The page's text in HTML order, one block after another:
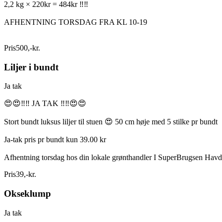
2,2 kg × 220kr = 484kr ‼️‼️
AFHENTNING TORSDAG FRA KL 10-19
Pris500,-kr.
Liljer i bundt
Ja tak
😍😍‼️‼️ JA TAK ‼️‼️😍😍
Stort bundt luksus liljer til stuen 😍 50 cm høje med 5 stilke pr bundt
Ja-tak pris pr bundt kun 39.00 kr
Afhentning torsdag hos din lokale grønthandler I SuperBrugsen
Pris39,-kr.
Okseklump
Ja tak